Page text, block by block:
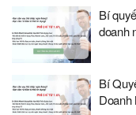
Bí
doanh
Bí
Doanh